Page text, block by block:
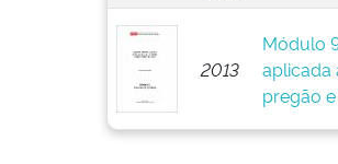
2013
Módulo
aplicada
pregão